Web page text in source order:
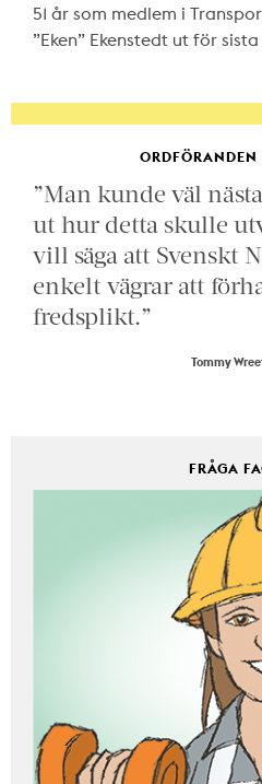
51 år som medlem i
”Eken” Ekenstedt ut för
ORDFÖRANDEN
”Man kunde väl
ut hur detta skulle
vill säga att Svenskt
enkelt vägrar att
fredsplikt.”
Tommy
FRÅGA